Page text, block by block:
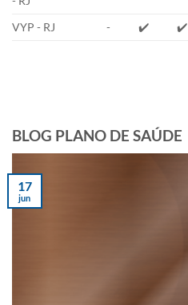
VYP - RJ - ✔️ ✔️
BLOG PLANO DE SAÚDE
17
jun